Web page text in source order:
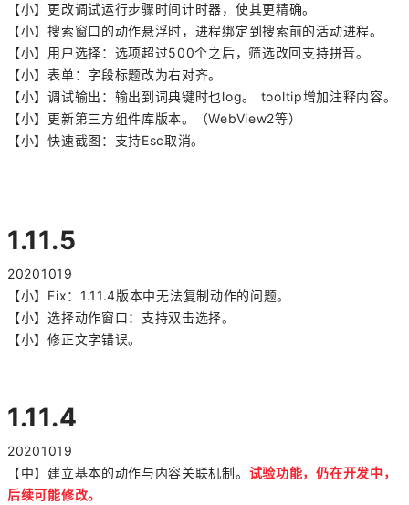
【小】更改调试运行步骤时间计时器，使其更精确。
【小】搜索窗口的动作悬浮时，进程绑定到搜索前的活动进程。
【小】用户选择：选项超过500个之后，筛选改回支持拼音。
【小】表单：字段标题改为右对齐。
【小】调试输出：输出到词典键时也log。 tooltip增加注释内容。
【小】更新第三方组件库版本。（WebView2等）
【小】快速截图：支持Esc取消。
1.11.5
20201019
【小】Fix：1.11.4版本中无法复制动作的问题。
【小】选择动作窗口：支持双击选择。
【小】修正文字错误。
1.11.4
20201019
【中】建立基本的动作与内容关联机制。 试验功能，仍在开发中，
后续可能修改。